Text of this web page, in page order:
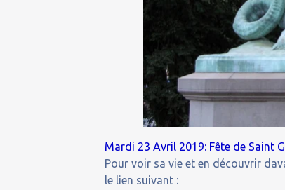
Mardi 23 Avril 2019: Fête de Saint
Pour voir sa vie et en découvrir
le lien suivant :